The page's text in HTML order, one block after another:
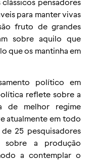
pensadores
para manter vivas
fruto de grandes
sobre aquilo que
que os mantinha em
político em
reflete sobre a
de melhor regime
atualmente em todo
25 pesquisadores
sobre a produção
a contemplar o